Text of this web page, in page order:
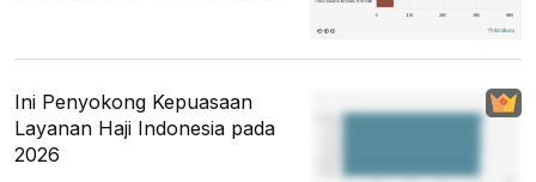
Ini Penyokong Kepuasaan
Layanan Haji Indonesia pada
2026